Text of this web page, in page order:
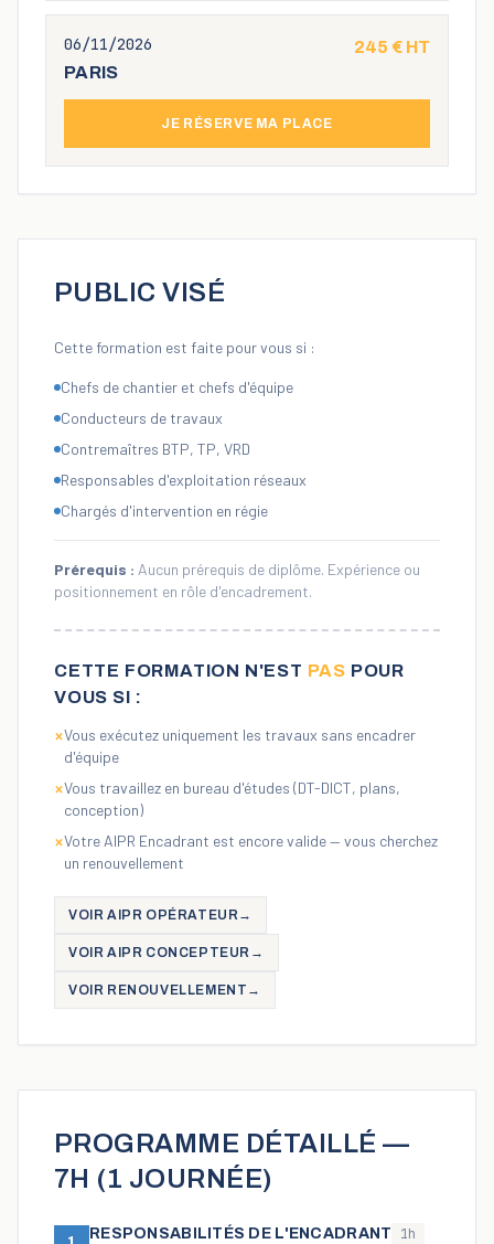
06/11/2026
PARIS
245 € HT
JE RÉSERVE MA PLACE
PUBLIC VISÉ
Cette formation est faite pour vous si :
Chefs de chantier et chefs d'équipe
Conducteurs de travaux
Contremaîtres BTP, TP, VRD
Responsables d'exploitation réseaux
Chargés d'intervention en régie
Prérequis : Aucun prérequis de diplôme. Expérience ou
positionnement en rôle d'encadrement.
CETTE FORMATION N'EST PAS POUR
VOUS SI :
×Vous exécutez uniquement les travaux sans encadrer
d'équipe
×Vous travaillez en bureau d'études (DT-DICT, plans,
conception)
×Votre AIPR Encadrant est encore valide — vous cherchez
un renouvellement
VOIR AIPR OPÉRATEUR→
VOIR AIPR CONCEPTEUR →
VOIR RENOUVELLEMENT →
PROGRAMME DÉTAILLÉ —
7H (1 JOURNÉE)
RESPONSABILITÉS DE L'ENCADRANT 1h